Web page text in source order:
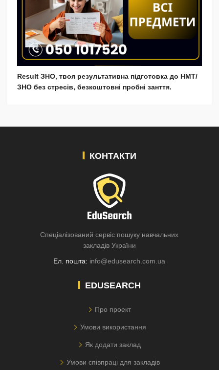
Result ЗНО, твоя результативна підготовка до НМТ/
ЗНО без стресів, безкоштовні пробні занття.
КОНТАКТИ
Спеціалізований сервіс пошуку навчальних
закладів України
Ел. пошта: info@edusearch.com.ua
EDUSEARCH
Про проект
Умови використання
Як додати заклад
Умови співпраці для закладів